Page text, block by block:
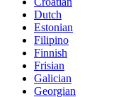
Dutch
Estonian
Filipino
Finnish
Frisian
Galician
Georgian